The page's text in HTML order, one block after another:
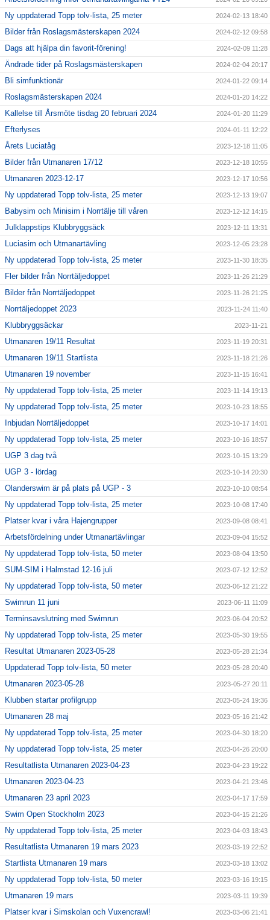
Ny uppdaterad Topp tolv-lista, 25 meter 2024-02-13 18:40
Bilder från Roslagsmästerskapen 2024 2024-02-12 09:58
Dags att hjälpa din favorit-förening! 2024-02-09 11:28
Ändrade tider på Roslagsmästerskapen 2024-02-04 20:17
Bli simfunktionär 2024-01-22 09:14
Roslagsmästerskapen 2024 2024-01-20 14:22
Kallelse till Årsmöte tisdag 20 februari 2024 2024-01-20 11:29
Efterlyses 2024-01-11 12:22
Årets Luciatåg 2023-12-18 11:05
Bilder från Utmanaren 17/12 2023-12-18 10:55
Utmanaren 2023-12-17 2023-12-17 10:56
Ny uppdaterad Topp tolv-lista, 25 meter 2023-12-13 19:07
Babysim och Minisim i Norrtälje till våren 2023-12-12 14:15
Julklappstips Klubbryggsäck 2023-12-11 13:31
Luciasim och Utmanartävling 2023-12-05 23:28
Ny uppdaterad Topp tolv-lista, 25 meter 2023-11-30 18:35
Fler bilder från Norrtäljedoppet 2023-11-26 21:29
Bilder från Norrtäljedoppet 2023-11-26 21:25
Norrtäljedoppet 2023 2023-11-24 11:40
Klubbryggsäckar 2023-11-21
Utmanaren 19/11 Resultat 2023-11-19 20:31
Utmanaren 19/11 Startlista 2023-11-18 21:26
Utmanaren 19 november 2023-11-15 16:41
Ny uppdaterad Topp tolv-lista, 25 meter 2023-11-14 19:13
Ny uppdaterad Topp tolv-lista, 25 meter 2023-10-23 18:55
Inbjudan Norrtäljedoppet 2023-10-17 14:01
Ny uppdaterad Topp tolv-lista, 25 meter 2023-10-16 18:57
UGP 3 dag två 2023-10-15 13:29
UGP 3 - lördag 2023-10-14 20:30
Olanderswim är på plats på UGP - 3 2023-10-10 08:54
Ny uppdaterad Topp tolv-lista, 25 meter 2023-10-08 17:40
Platser kvar i våra Hajengrupper 2023-09-08 08:41
Arbetsfördelning under Utmanartävlingar 2023-09-04 15:52
Ny uppdaterad Topp tolv-lista, 50 meter 2023-08-04 13:50
SUM-SIM i Halmstad 12-16 juli 2023-07-12 12:52
Ny uppdaterad Topp tolv-lista, 50 meter 2023-06-12 21:22
Swimrun 11 juni 2023-06-11 11:09
Terminsavslutning med Swimrun 2023-06-04 20:52
Ny uppdaterad Topp tolv-lista, 25 meter 2023-05-30 19:55
Resultat Utmanaren 2023-05-28 2023-05-28 21:34
Uppdaterad Topp tolv-lista, 50 meter 2023-05-28 20:40
Utmanaren 2023-05-28 2023-05-27 20:11
Klubben startar profilgrupp 2023-05-24 19:36
Utmanaren 28 maj 2023-05-16 21:42
Ny uppdaterad Topp tolv-lista, 25 meter 2023-04-30 18:20
Ny uppdaterad Topp tolv-lista, 25 meter 2023-04-26 20:00
Resultatlista Utmanaren 2023-04-23 2023-04-23 19:22
Utmanaren 2023-04-23 2023-04-21 23:46
Utmanaren 23 april 2023 2023-04-17 17:59
Swim Open Stockholm 2023 2023-04-15 21:26
Ny uppdaterad Topp tolv-lista, 25 meter 2023-04-03 18:43
Resultatlista Utmanaren 19 mars 2023 2023-03-19 22:52
Startlista Utmanaren 19 mars 2023-03-18 13:02
Ny uppdaterad Topp tolv-lista, 50 meter 2023-03-16 19:15
Utmanaren 19 mars 2023-03-11 19:39
Platser kvar i Simskolan och Vuxencrawl! 2023-03-06 21:41